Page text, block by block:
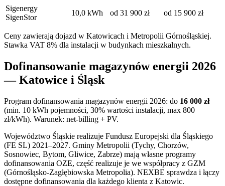
Sigenergy
SigenStor
10,0 kWh od 31 900 zł od 15 900 zł
Ceny zawierają dojazd w Katowicach i Metropolii Górnośląskiej.
Stawka VAT 8% dla instalacji w budynkach mieszkalnych.
Dofinansowanie magazynów energii 2026
— Katowice i Śląsk
Program dofinansowania magazynów energii 2026: do 16 000 zł
(min. 10 kWh pojemności, 30% wartości instalacji, max 800
zł/kWh). Warunek: net-billing + PV.
Województwo Śląskie realizuje Fundusz Europejski dla Śląskiego
(FE SL) 2021–2027. Gminy Metropolii (Tychy, Chorzów,
Sosnowiec, Bytom, Gliwice, Zabrze) mają własne programy
dofinansowania OZE, część realizuje je we współpracy z GZM
(Górnośląsko-Zagłębiowska Metropolia). NEXBE sprawdza i łączy
dostępne dofinansowania dla każdego klienta z Katowic.